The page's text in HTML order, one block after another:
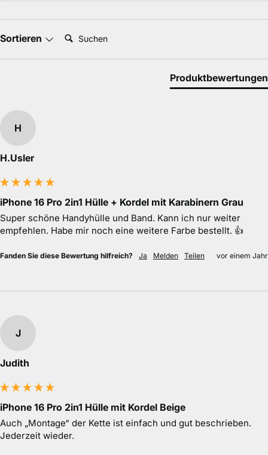
Sortieren Suchen:
Produktbewertungen
H
H.Usler
iPhone 16 Pro 2in1 Hülle + Kordel mit Karabinern Grau
Super schöne Handyhülle und Band. Kann ich nur weiter
empfehlen. Habe mir noch eine weitere Farbe bestellt. 👍
Fanden Sie diese Bewertung hilfreich? Ja Melden Teilen vor einem Jahr
J
Judith
iPhone 16 Pro 2in1 Hülle mit Kordel Beige
Auch „Montage“ der Kette ist einfach und gut beschrieben.
Jederzeit wieder.